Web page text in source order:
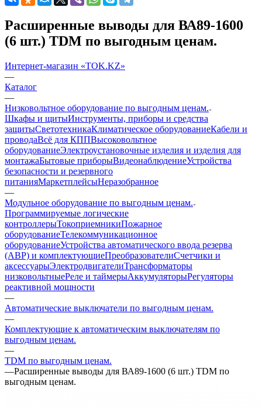
Расширенные выводы для ВА89-1600
(6 шт.) TDM по выгодным ценам.
Интернет-магазин «TOK.KZ»
—
Каталог
—
Низковольтное оборудование по выгодным ценам.
Шкафы и щитыИнструменты, приборы и средства
защитыСветотехникаКлиматическое оборудованиеКабели и
проводаВсё для КППВысоковольтное
оборудованиеЭлектроустановочные изделия и изделия для
монтажаБытовые приборыВидеонаблюдениеУстройства
безопасности и резервного
питанияМаркетплейсыНеразобранное
—
Модульное оборудование по выгодным ценам.
Программируемые логические
контроллерыТокоприемникиПожарное
оборудованиеТелекоммуникационное
оборудованиеУстройства автоматического ввода резерва
(АВР) и комплектующиеПреобразователиСчетчики и
аксессуарыЭлектродвигателиТрансформаторы
низковольтныеРеле и таймерыАккумуляторыРегуляторы
реактивной мощности
—
Автоматические выключатели по выгодным ценам.
—
Комплектующие к автоматическим выключателям по
выгодным ценам.
—
TDM по выгодным ценам.
—Расширенные выводы для ВА89-1600 (6 шт.) TDM по
выгодным ценам.